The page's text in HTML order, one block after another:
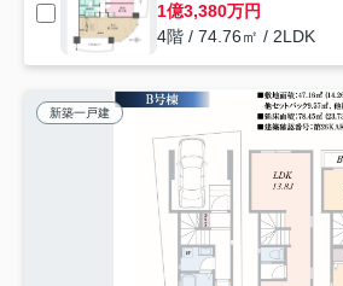
1億3,380万円
4階 / 74.76㎡ / 2LDK
新築一戸建